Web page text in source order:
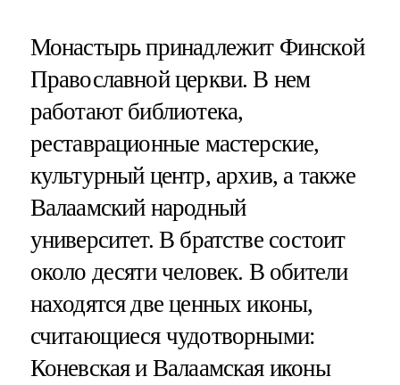
Монастырь принадлежит Финской
Православной церкви. В нем
работают библиотека,
реставрационные мастерские,
культурный центр, архив, а также
Валаамский народный
университет. В братстве состоит
около десяти человек. В обители
находятся две ценных иконы,
считающиеся чудотворными:
Коневская и Валаамская иконы